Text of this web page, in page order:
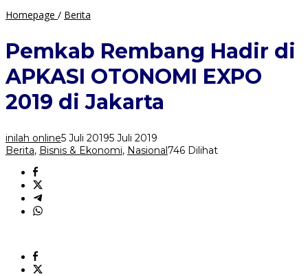
Homepage / Berita
Hadir
di
APKASI
OTONOMI
EXPO
2019
Jakarta
Pemkab Rembang Hadir di
APKASI OTONOMI EXPO
2019 di Jakarta
inilah online5 Juli 20195 Juli 2019
Berita, Bisnis & Ekonomi, Nasional746 Dilihat